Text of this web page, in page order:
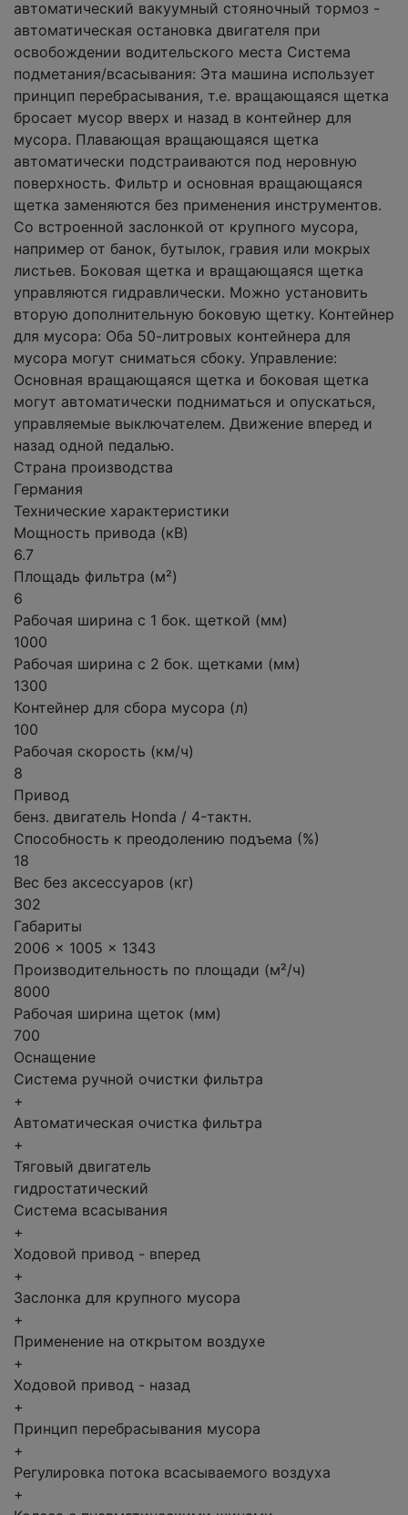
автоматический вакуумный стояночный тормоз -
автоматическая остановка двигателя при
освобождении водительского места Система
подметания/всасывания: Эта машина использует
принцип перебрасывания, т.е. вращающаяся щетка
бросает мусор вверх и назад в контейнер для
мусора. Плавающая вращающаяся щетка
автоматически подстраиваются под неровную
поверхность. Фильтр и основная вращающаяся
щетка заменяются без применения инструментов.
Со встроенной заслонкой от крупного мусора,
например от банок, бутылок, гравия или мокрых
листьев. Боковая щетка и вращающаяся щетка
управляются гидравлически. Можно установить
вторую дополнительную боковую щетку. Контейнер
для мусора: Оба 50-литровых контейнера для
мусора могут сниматься сбоку. Управление:
Основная вращающаяся щетка и боковая щетка
могут автоматически подниматься и опускаться,
управляемые выключателем. Движение вперед и
назад одной педалью.
Страна производства
Германия
Технические характеристики
Мощность привода (кВ)
6.7
Площадь фильтра (м²)
6
Рабочая ширина с 1 бок. щеткой (мм)
1000
Рабочая ширина с 2 бок. щетками (мм)
1300
Контейнер для сбора мусора (л)
100
Рабочая скорость (км/ч)
8
Привод
бенз. двигатель Honda / 4-тактн.
Способность к преодолению подъема (%)
18
Вес без аксессуаров (кг)
302
Габариты
2006 x 1005 x 1343
Производительность по площади (м²/ч)
8000
Рабочая ширина щеток (мм)
700
Оснащение
Система ручной очистки фильтра
+
Автоматическая очистка фильтра
+
Тяговый двигатель
гидростатический
Система всасывания
+
Ходовой привод - вперед
+
Заслонка для крупного мусора
+
Применение на открытом воздухе
+
Ходовой привод - назад
+
Принцип перебрасывания мусора
+
Регулировка потока всасываемого воздуха
+